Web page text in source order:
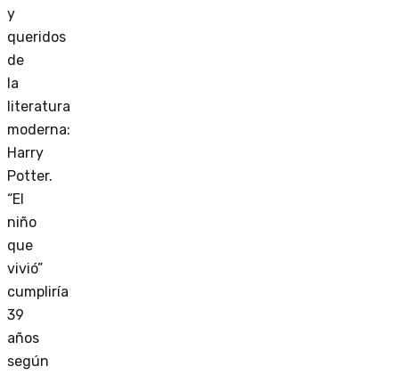
y
queridos
de
la
literatura
moderna:
Harry
Potter.
“El
niño
que
vivió”
cumpliría
39
años
según